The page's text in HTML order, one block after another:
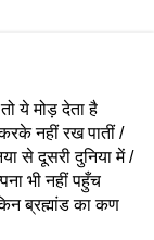
ये मोड़ देता है
नहीं रख पातीं /
से दूसरी दुनिया में /
भी नहीं पहुँच
ब्रह्मांड का कण